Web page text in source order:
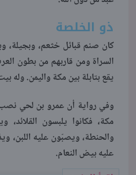
ذو الخلصة
كان صنم قبائل خثعم، وبجيلة،
السراة ومن قاربهم من بطون
يقع بتابلة بين مكة واليمن. وله
وفي رواية أن عمرو بن لحي
مكة، فكانوا يلبسون القلائد،
والحنطة، ويصبّون عليه اللبن،
عليه بيض النعام.